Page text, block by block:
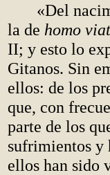
«Del
la de homo
II; y esto lo
Gitanos. Sin
ellos: de los
que, con
parte de los
sufrimientos y
ellos han sido